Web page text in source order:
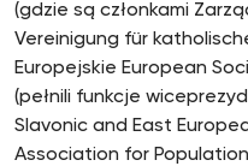
(gdzie są członkami
Vereinigung für
Europejskie European
(pełnili funkcje
Slavonic and East
Association for